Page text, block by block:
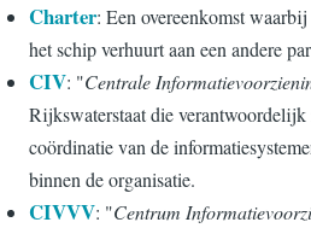
Charter: Een overeenkomst
het schip verhuurt aan een andere
CIV: "Centrale
Rijkswaterstaat die verantwoordelijk
coördinatie van de
binnen de organisatie.
CIVVV: "Centrum